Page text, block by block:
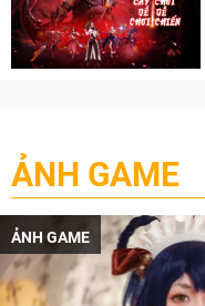
ẢNH GAME
ẢNH GAME